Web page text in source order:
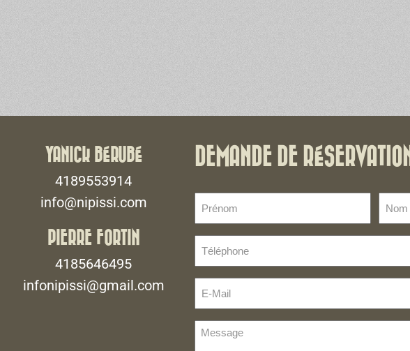
YANICK BÉRUBÉ
4189553914
info@nipissi.com
PIERRE FORTIN
4185646495
infonipissi@gmail.com
DEMANDE DE RÉSERVATION
(Nécessaire)
de
(Nécessaire)
Mail
Message